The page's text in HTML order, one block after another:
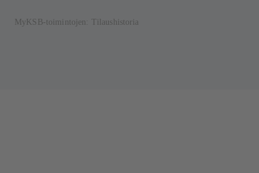
MyKSB-toimintojen: Tilaushistoria